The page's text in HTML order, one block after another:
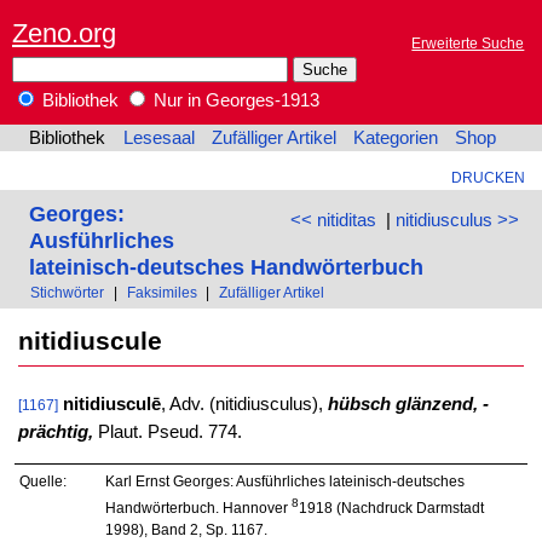
Zeno.org Erweiterte Suche
Bibliothek
Nur in Georges-1913
Bibliothek
Lesesaal Zufälliger Artikel Kategorien Shop
DRUCKEN
<< nitiditas | nitidiusculus >>
Georges:
Ausführliches
lateinisch-deutsches Handwörterbuch
Stichwörter Faksimiles Zufälliger Artikel
nitidiuscule
[1167] nitidiusculē, Adv. (nitidiusculus), hübsch glänzend, -
prächtig, Plaut. Pseud. 774.
Quelle:
Karl Ernst Georges: Ausführliches lateinisch-deutsches
Handwörterbuch. Hannover 81918 (Nachdruck Darmstadt
1998), Band 2, Sp. 1167.